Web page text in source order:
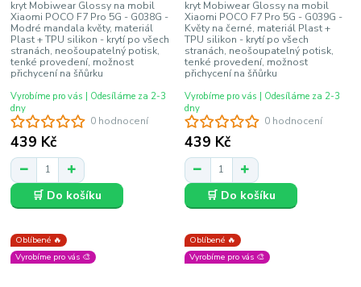
0 hodnocení
kryt Mobiwear Glossy na mobil
Xiaomi POCO F7 Pro 5G - G038G -
Modré mandala květy, materiál
Plast + TPU silikon - krytí po všech
stranách, neošoupatelný potisk,
tenké provedení, možnost
přichycení na šňůrku
439 Kč
Vyrobíme pro vás | Odesíláme za 2-3
dny
🛒 Do košíku
0 hodnocení
kryt Mobiwear Glossy na mobil
Xiaomi POCO F7 Pro 5G - G039G -
Květy na černé, materiál Plast +
TPU silikon - krytí po všech
stranách, neošoupatelný potisk,
tenké provedení, možnost
přichycení na šňůrku
439 Kč
Vyrobíme pro vás | Odesíláme za 2-3
dny
🛒 Do košíku
Oblíbené 🔥
Vyrobíme pro vás 🎨
Oblíbené 🔥
Vyrobíme pro vás 🎨